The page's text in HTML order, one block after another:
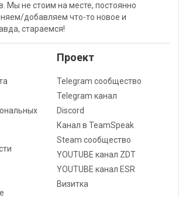
Мы не стоим на месте, постоянно
добавляем что-то новое и
стараемся!
Проект
Telegram сообщество
Telegram канал
Discord
Канал в TeamSpeak
Steam сообщество
YOUTUBE канал ZDT
YOUTUBE канал ESR
Визитка